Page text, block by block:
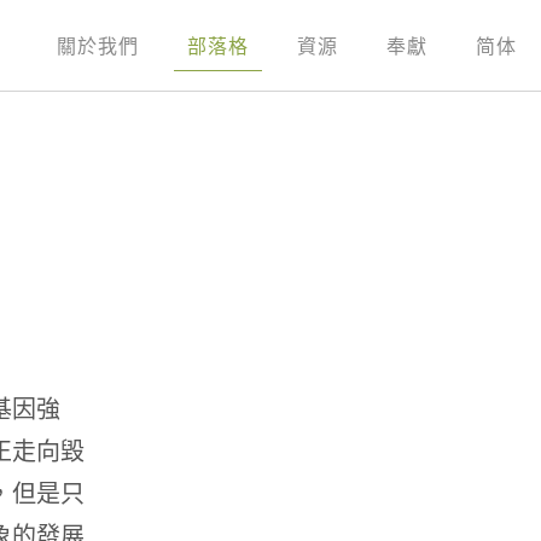
關於我們 部落格 資源 奉獻 简体
因強
走向毀
但是只